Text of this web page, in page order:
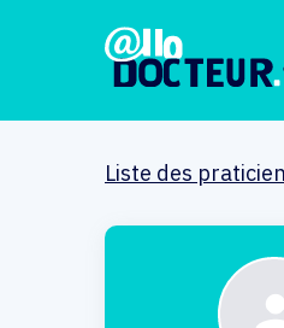
Liste des